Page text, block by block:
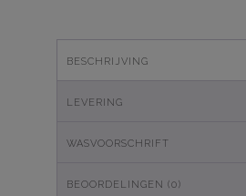
BESCHRIJVING
LEVERING
WASVOORSCHRIFT
BEOORDELINGEN (0)